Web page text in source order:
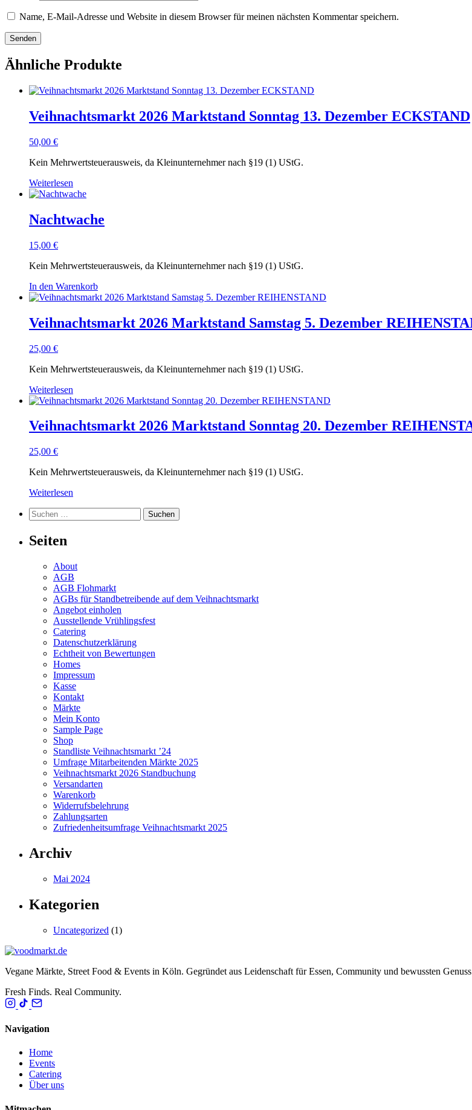
Name, E-Mail-Adresse und Website in diesem Browser für meinen nächsten Kommentar speichern.
Ähnliche Produkte
Veihnachtsmarkt 2026 Marktstand Sonntag 13. Dezember ECKSTAND
50,00 €
Kein Mehrwertsteuerausweis, da Kleinunternehmer nach §19 (1) UStG.
Weiterlesen
Nachtwache
15,00 €
Kein Mehrwertsteuerausweis, da Kleinunternehmer nach §19 (1) UStG.
In den Warenkorb
Veihnachtsmarkt 2026 Marktstand Samstag 5. Dezember
25,00 €
Kein Mehrwertsteuerausweis, da Kleinunternehmer nach §19 (1) UStG.
Weiterlesen
Veihnachtsmarkt 2026 Marktstand Sonntag 20. Dezember
25,00 €
Kein Mehrwertsteuerausweis, da Kleinunternehmer nach §19 (1) UStG.
Weiterlesen
Suchen
nach:
Seiten
About
AGB
AGB Flohmarkt
AGBs für Standbetreibende auf dem Veihnachtsmarkt
Angebot einholen
Ausstellende Vrühlingsfest
Catering
Datenschutzerklärung
Echtheit von Bewertungen
Homes
Impressum
Kasse
Kontakt
Märkte
Mein Konto
Sample Page
Shop
Standliste Veihnachtsmarkt ’24
Umfrage Mitarbeitenden Märkte 2025
Veihnachtsmarkt 2026 Standbuchung
Versandarten
Warenkorb
Widerrufsbelehrung
Zahlungsarten
Zufriedenheitsumfrage Veihnachtsmarkt 2025
Archiv
Mai 2024
Kategorien
Uncategorized (1)
Vegane Märkte, Street Food & Events in Köln. Gegründet aus Leidenschaft für Essen, Community und bewussten
Fresh Finds. Real Community.
Navigation
Home
Events
Catering
Über uns